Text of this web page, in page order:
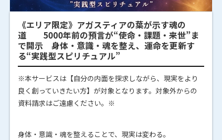
《エリア限定》アガスティアの葉が示す魂の
道 5000年前の預言が“使命・課題・来世”ま
で開示 身体・意識・魂を整え、運命を更新す
る“実践型スピリチュアル”
※本サービスは【自分の内面を探求しながら、現実をより
良く創っていきたい方】が対象となります。対象外からの
資料請求はご遠慮ください。※
身体・意識・魂を整えることで、現実は変わる。